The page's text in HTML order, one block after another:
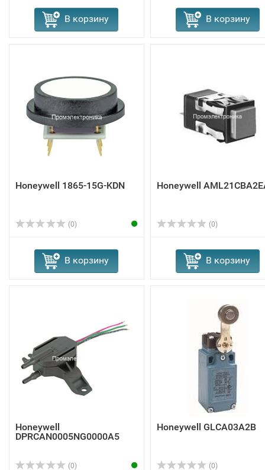
В корзину В корзину
Honeywell 1865-15G-KDN
(0)
В корзину
Honeywell
(0)
В корзину
Honeywell
DPRCAN0005NG0000A5
(0)
Honeywell GLCA03A2B
(0)